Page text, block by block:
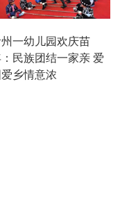
一幼儿园欢庆苗
民族团结一家亲 爱
乡情意浓